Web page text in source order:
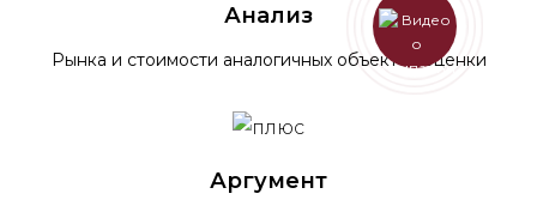
Анализ
Рынка и стоимости аналогичных объектов оценки
Аргумент